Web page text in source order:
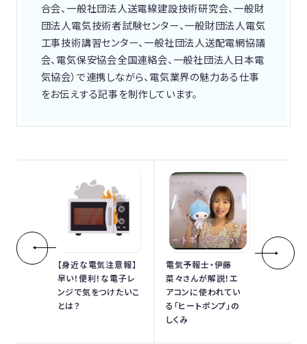
合会、一般社団法人送電線建設技術研究会、一般財
団法人電気技術者試験センター、一般財団法人電気
工事技術講習センター、一般社団法人送配電網協議
会、電気保安協会全国連絡会、一般社団法人日本電
気協会）で連携しながら、電気業界の魅力ある仕事
をお伝えする記事を制作しています。
【身近な電気注意報】
早い！便利！な電子レ
ンジで気をつけたいこ
とは？
電気予報士・伊藤
菜々さんが解説！エ
アコンに使われてい
る「ヒートポンプ」の
しくみ